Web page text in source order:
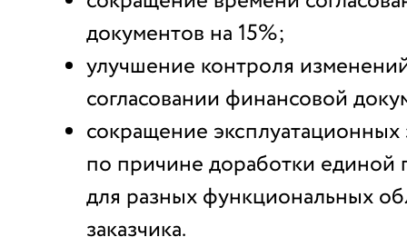
документов на 15%;
улучшение контроля
согласовании финансовой
сокращение эксплуатационных
по причине доработки единой
для разных функциональных
заказчика.